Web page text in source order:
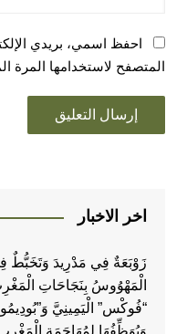
احفظ اسمي، بريدي
المتصفح لاستخدامها المرة
اخر الاخبار
زَوْبَعَةٌ فِي مَدْرِيدَ وَتَخَبُّطٌ
الْمَهْوُوسُ بِنَجَاحَاتِ
“فُوكْس” الْيَمِينِيَّ